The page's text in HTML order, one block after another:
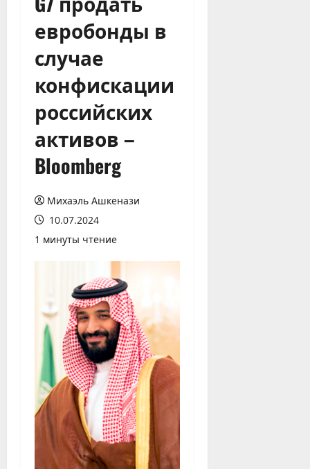
евробонды в
случае
конфискации
российских
активов –
Bloomberg
Михаэль Ашкенази
10.07.2024
1 минуты чтение